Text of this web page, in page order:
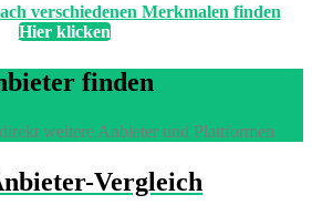
verschiedenen Merkmalen finden
Hier klicken
finden
weitere Anbieter und Plattformen
Vergleich